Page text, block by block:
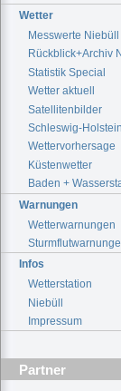
Wetter
Messwerte Niebüll
Rückblick+Archiv
Statistik Special
Wetter aktuell
Satellitenbilder
Schleswig-
Wettervorhersage
Küstenwetter
Baden +
Warnungen
Wetterwarnungen
Infos
Wetterstation
Niebüll
Impressum
Partner